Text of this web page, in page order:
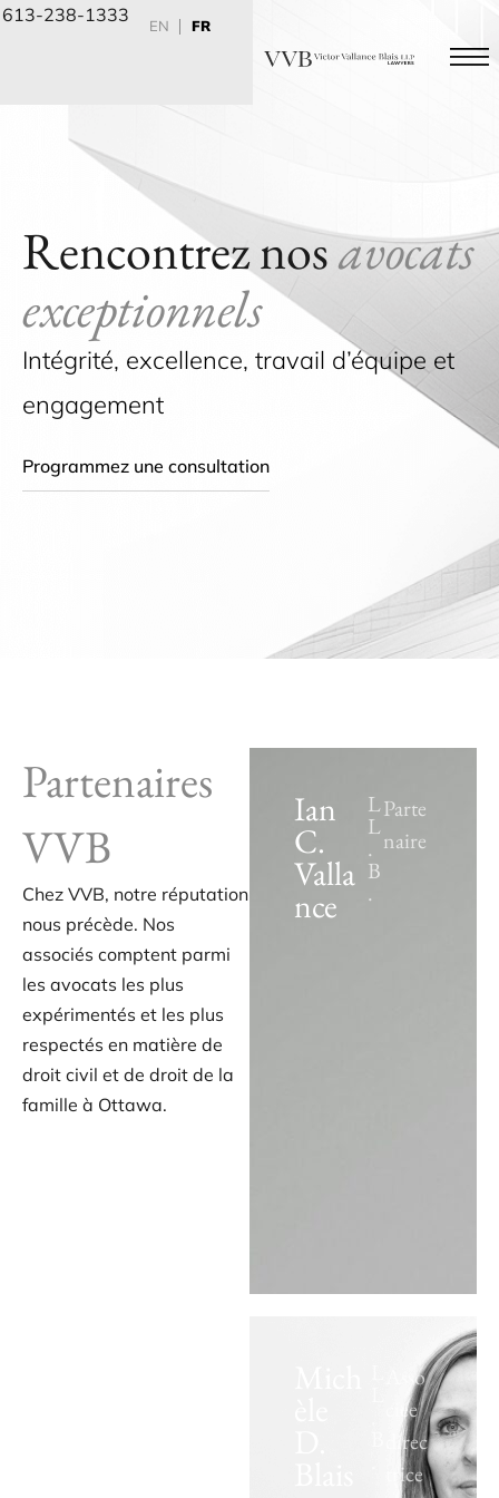
613-238-1333 EN FR
Rencontrez nosavocats
exceptionnels
Intégrité, excellence, travail d’équipe et
engagement
Programmez une consultation
Partenaires
VVB
Chez VVB, notre réputation
nous précède. Nos
associés comptent parmi
les avocats les plus
expérimentés et les plus
respectés en matière de
droit civil et de droit de la
famille à Ottawa.
Ian
C.
Valla
nce
L
L
.
B
.
Parte
naire
Asso
ciée
direc
trice